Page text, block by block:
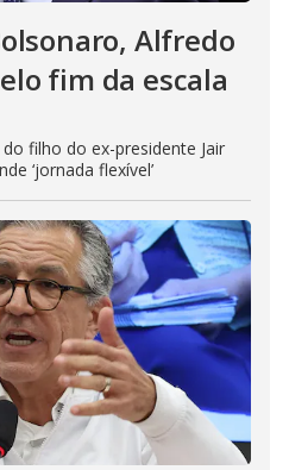
Alfredo
fim da escala
filho do ex-presidente Jair
‘jornada flexível’